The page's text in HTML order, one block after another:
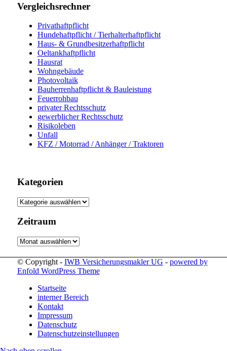
Vergleichsrechner
Privathaftpflicht
Hundehaftpflicht / Tierhalterhaftpflicht
Haus- & Grundbesitzerhaftpflicht
Oeltankhaftpflicht
Hausrat
Wohngebäude
Photovoltaik
Bauherrenhaftpflicht & Bauleistung
Feuerrohbau
privater Rechtsschutz
gewerblicher Rechtsschutz
Risikoleben
Unfall
KFZ / Motorrad / Anhänger / Traktoren
Kategorien
Kategorien
Zeitraum
Zeitraum
© Copyright - IWB Versicherungsmakler UG - powered by
Enfold WordPress Theme
Startseite
interner Bereich
Kontakt
Impressum
Datenschutz
Datenschutzeinstellungen